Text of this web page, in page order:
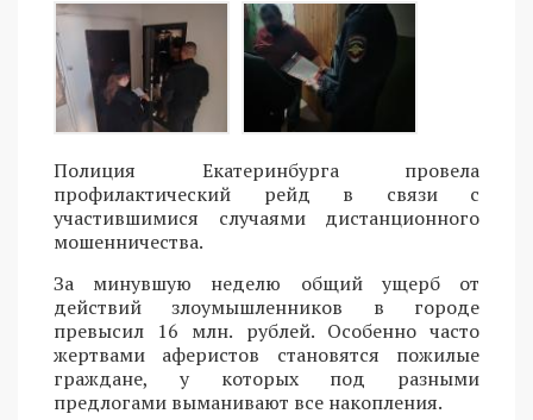
Полиция Екатеринбурга провела
профилактический рейд в связи с
участившимися случаями дистанционного
мошенничества.
За минувшую неделю общий ущерб от
действий злоумышленников в городе
превысил 16 млн. рублей. Особенно часто
жертвами аферистов становятся пожилые
граждане, у которых под разными
предлогами выманивают все накопления.